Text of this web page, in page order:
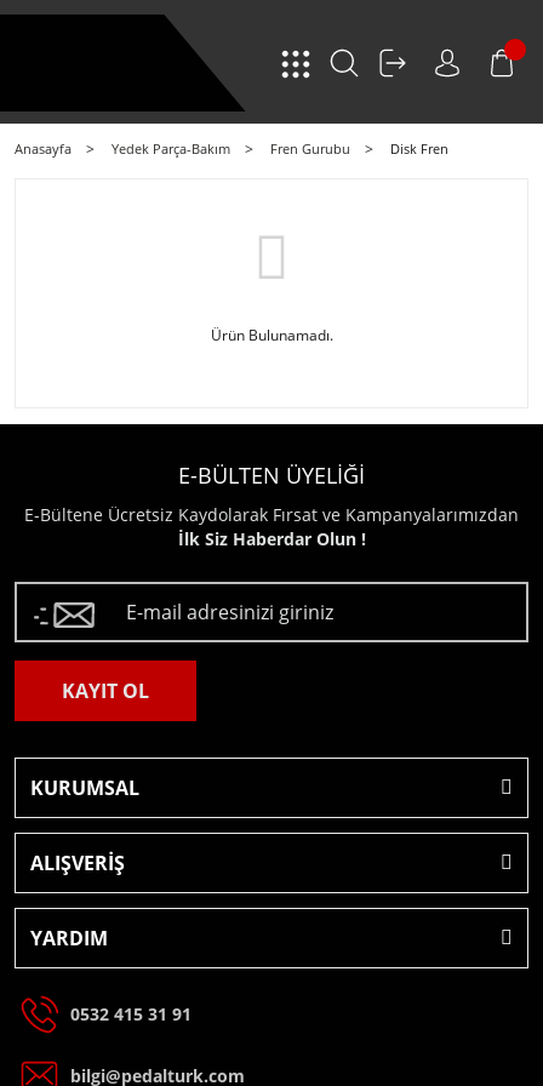
Anasayfa Yedek Parça-Bakım Fren Gurubu Disk Fren
Ürün Bulunamadı.
E-BÜLTEN ÜYELİĞİ
E-Bültene Ücretsiz Kaydolarak Fırsat ve Kampanyalarımızdan
İlk Siz Haberdar Olun !
KAYIT OL
KURUMSAL
ALIŞVERİŞ
YARDIM
0532 415 31 91
bilgi@pedalturk.com